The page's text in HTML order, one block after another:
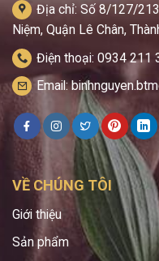
Địa chỉ: Số 8/127/
Niệm, Quận Lê Chân,
Điện thoại: 0934 211
Email:
VỀ CHÚNG TÔI
Giới thiệu
Sản phẩm